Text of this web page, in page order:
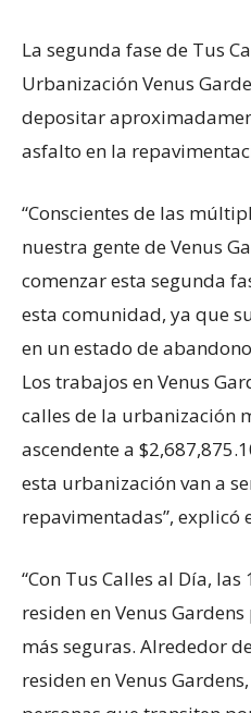
La segunda fase de Tus
Urbanización Venus
depositar
asfalto en la
“Conscientes de las
nuestra gente de Venus
comenzar esta segunda
esta comunidad, ya que
en un estado de
Los trabajos en Venus
calles de la urbanización
ascendente a
esta urbanización van a
repavimentadas”, explicó
“Con Tus Calles al Día,
residen en Venus
más seguras. Alrededor
residen en Venus